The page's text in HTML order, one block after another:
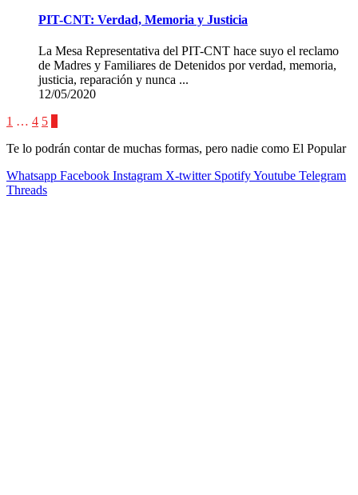
PIT-CNT: Verdad, Memoria y Justicia
La Mesa Representativa del PIT-CNT hace suyo el reclamo
de Madres y Familiares de Detenidos por verdad, memoria,
justicia, reparación y nunca ...
12/05/2020
1 … 4 5
Te lo podrán contar de muchas formas, pero nadie como El Popular
Whatsapp Facebook Instagram X-twitter SpotifyYoutube Telegram
Threads